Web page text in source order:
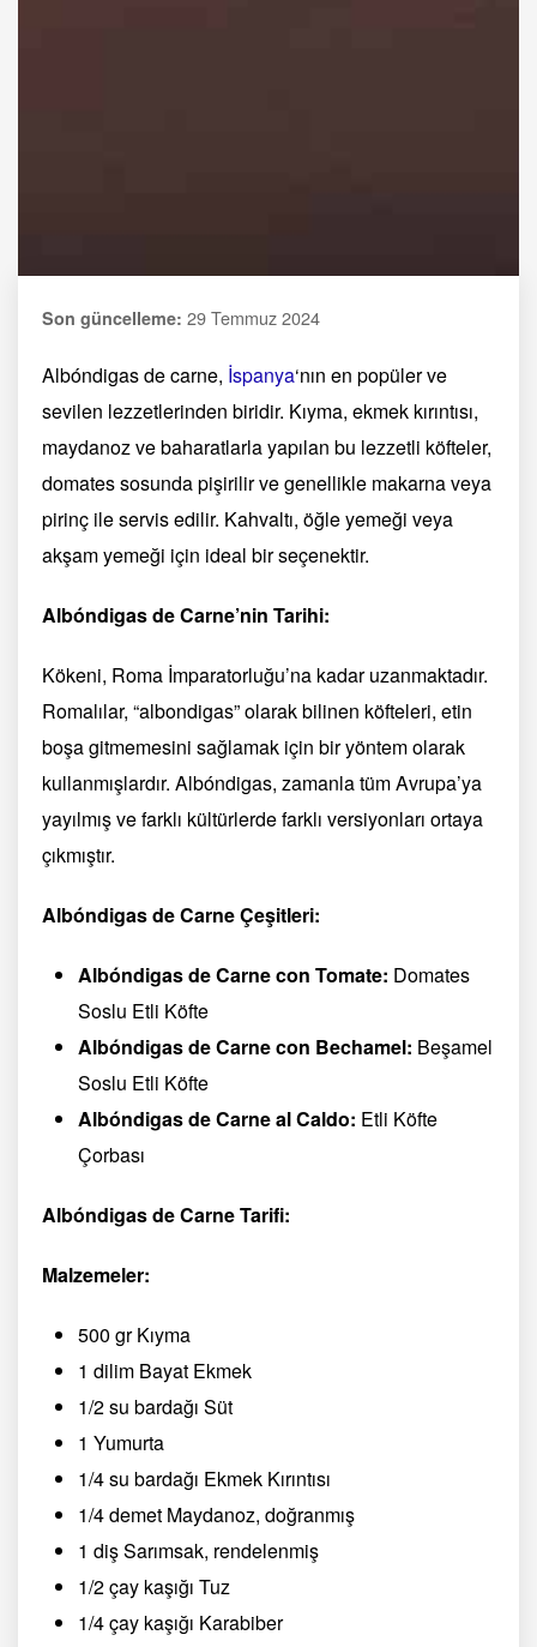
Son güncelleme: 29 Temmuz 2024
Albóndigas de carne, İspanya‘nın en popüler ve
sevilen lezzetlerinden biridir. Kıyma, ekmek kırıntısı,
maydanoz ve baharatlarla yapılan bu lezzetli köfteler,
domates sosunda pişirilir ve genellikle makarna veya
pirinç ile servis edilir. Kahvaltı, öğle yemeği veya
akşam yemeği için ideal bir seçenektir.
Albóndigas de Carne’nin Tarihi:
Kökeni, Roma İmparatorluğu’na kadar uzanmaktadır.
Romalılar, “albondigas” olarak bilinen köfteleri, etin
boşa gitmemesini sağlamak için bir yöntem olarak
kullanmışlardır. Albóndigas, zamanla tüm Avrupa’ya
yayılmış ve farklı kültürlerde farklı versiyonları ortaya
çıkmıştır.
Albóndigas de Carne Çeşitleri:
Albóndigas de Carne con Tomate: Domates
Soslu Etli Köfte
Albóndigas de Carne con Bechamel: Beşamel
Soslu Etli Köfte
Albóndigas de Carne al Caldo: Etli Köfte
Çorbası
Albóndigas de Carne Tarifi:
Malzemeler:
500 gr Kıyma
1 dilim Bayat Ekmek
1/2 su bardağı Süt
1 Yumurta
1/4 su bardağı Ekmek Kırıntısı
1/4 demet Maydanoz, doğranmış
1 diş Sarımsak, rendelenmiş
1/2 çay kaşığı Tuz
1/4 çay kaşığı Karabiber